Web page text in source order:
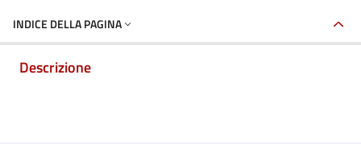
INDICE DELLA PAGINA
Descrizione